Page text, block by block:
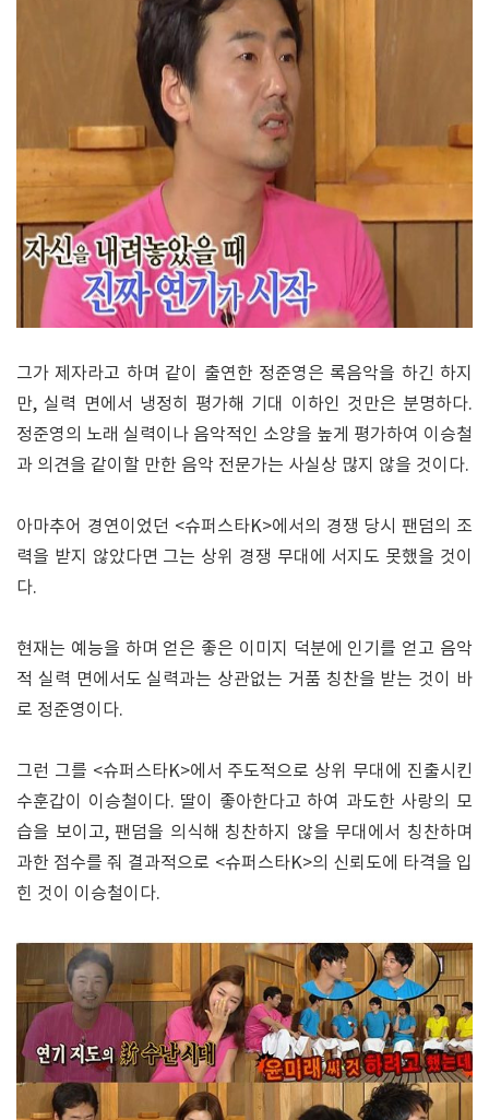
그가 제자라고 하며 같이 출연한 정준영은 록음악을 하긴 하지
만, 실력 면에서 냉정히 평가해 기대 이하인 것만은 분명하다.
정준영의 노래 실력이나 음악적인 소양을 높게 평가하여 이승철
과 의견을 같이할 만한 음악 전문가는 사실상 많지 않을 것이다.
아마추어 경연이었던 <슈퍼스타K>에서의 경쟁 당시 팬덤의 조
력을 받지 않았다면 그는 상위 경쟁 무대에 서지도 못했을 것이
다.
현재는 예능을 하며 얻은 좋은 이미지 덕분에 인기를 얻고 음악
적 실력 면에서도 실력과는 상관없는 거품 칭찬을 받는 것이 바
로 정준영이다.
그런 그를 <슈퍼스타K>에서 주도적으로 상위 무대에 진출시킨
수훈갑이 이승철이다. 딸이 좋아한다고 하여 과도한 사랑의 모
습을 보이고, 팬덤을 의식해 칭찬하지 않을 무대에서 칭찬하며
과한 점수를 줘 결과적으로 <슈퍼스타K>의 신뢰도에 타격을 입
힌 것이 이승철이다.